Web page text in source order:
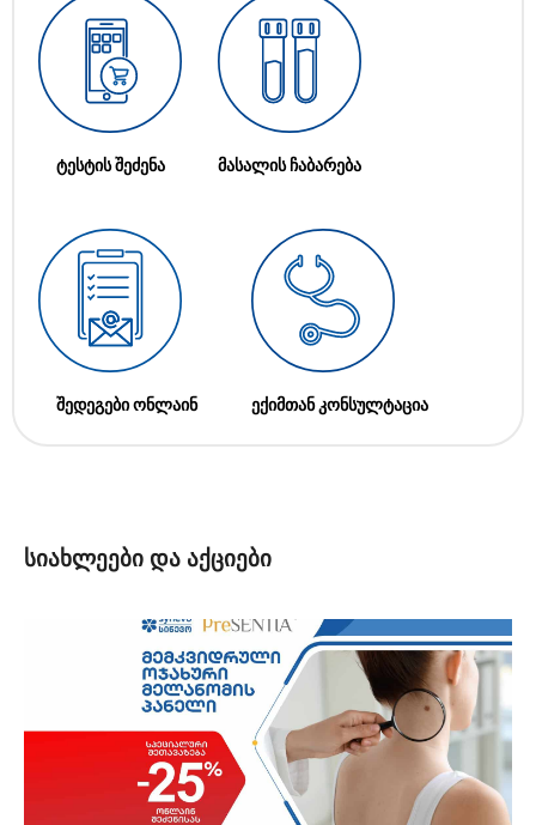
ტესტის შეძენა მასალის ჩაბარება
შედეგები ონლაინ ექიმთან კონსულტაცია
სიახლეები და აქციები